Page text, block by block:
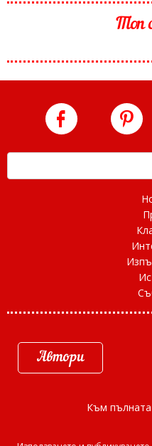
Топ
Автори
Към пълната